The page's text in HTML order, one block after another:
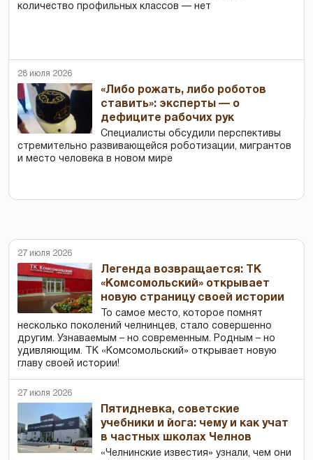
количество профильных классов — нет
28 июля 2026
«Либо рожать, либо роботов
ставить»: эксперты — о
дефиците рабочих рук
Специалисты обсудили перспективы
стремительно развивающейся роботизации, мигрантов
и место человека в новом мире
27 июля 2026
Легенда возвращается: ТК
«Комсомольский» открывает
новую страницу своей истории
То самое место, которое помнят
несколько поколений челнинцев, стало совершенно
другим. Узнаваемым – но современным. Родным – но
удивляющим. ТК «Комсомольский» открывает новую
главу своей истории!
27 июля 2026
Пятидневка, советские
учебники и йога: чему и как учат
в частных школах Челнов
«Челнинские известия» узнали, чем они